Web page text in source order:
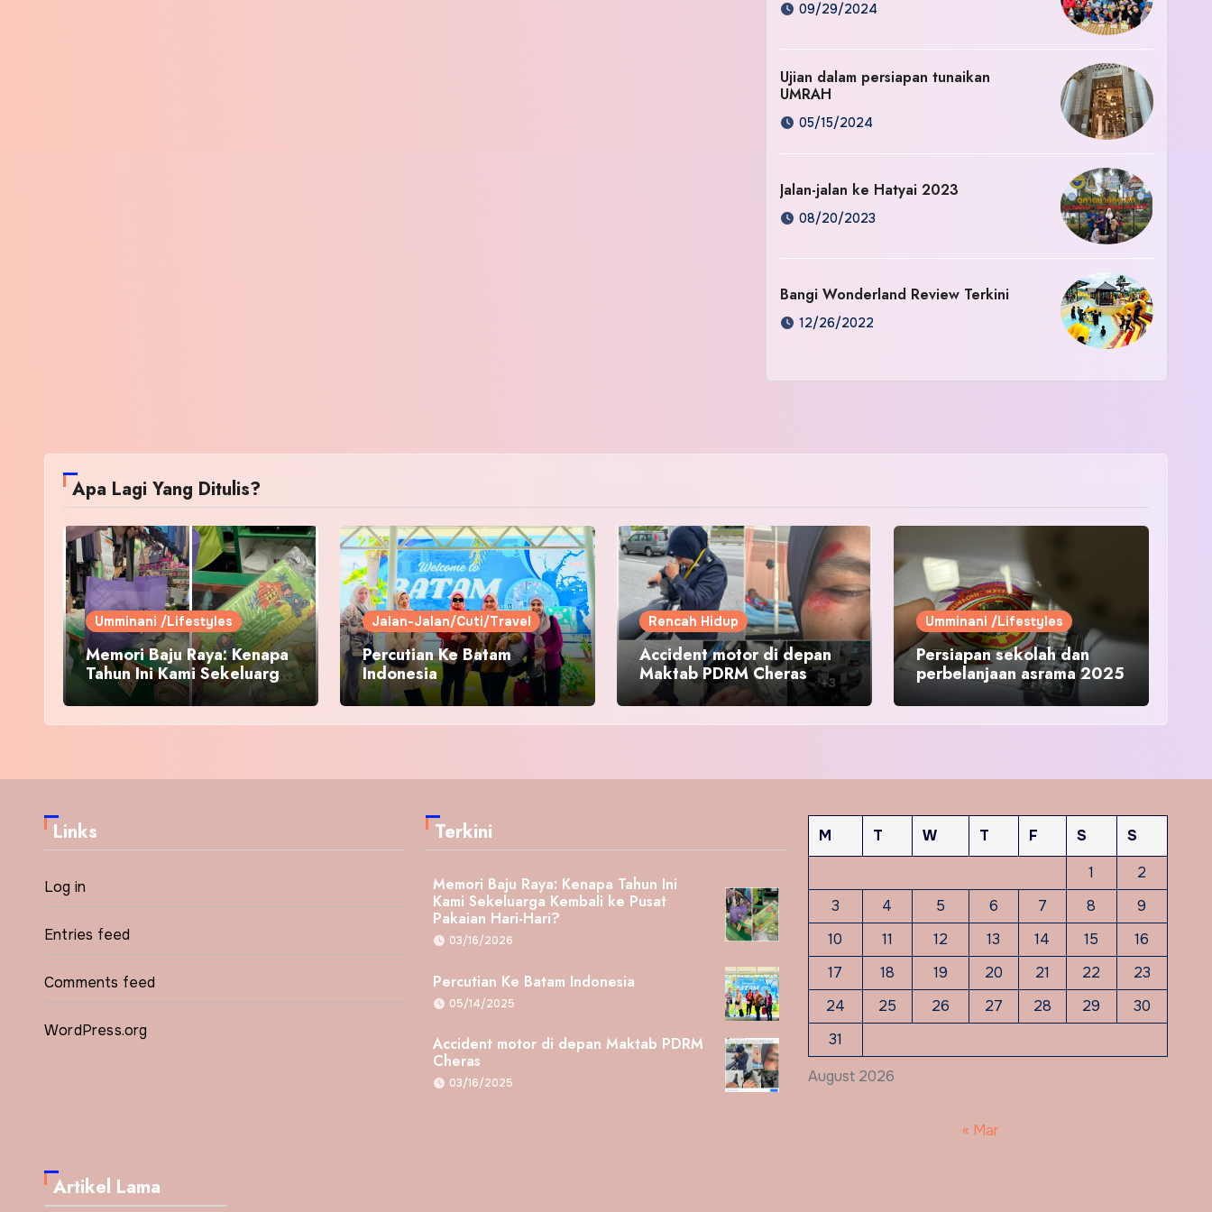
09/29/2024
Ujian dalam persiapan tunaikan
UMRAH
05/15/2024
Jalan-jalan ke Hatyai 2023
08/20/2023
Bangi Wonderland Review Terkini
12/26/2022
Apa Lagi Yang Ditulis?
Umminani /Lifestyles
Memori Baju Raya: Kenapa
Tahun Ini Kami Sekeluarga
Kembali ke Pusat Pakaian
Hari-Hari?
Jalan-Jalan/Cuti/Travel
Percutian Ke Batam
Indonesia
Rencah Hidup
Accident motor di depan
Maktab PDRM Cheras
Umminani /Lifestyles
Persiapan sekolah dan
perbelanjaan asrama 2025
Links
Log in
Entries feed
Comments feed
WordPress.org
Terkini
Memori Baju Raya: Kenapa Tahun Ini
Kami Sekeluarga Kembali ke Pusat
Pakaian Hari-Hari?
03/16/2026
Percutian Ke Batam Indonesia
05/14/2025
Accident motor di depan Maktab PDRM
Cheras
03/16/2025 August 2026
M T W T F S
S
1
2
3
4 5 6 7 8
9
10
11 12 13 14 15
16
17
18 19 20 21 22
23
24
25 26 27 28 29
30
31
« Mar
Artikel Lama